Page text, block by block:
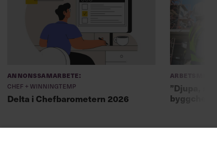
Annonssamarbete:
Chef + Winningtemp
Delta i Chefbarometern 2026
”Djupa,